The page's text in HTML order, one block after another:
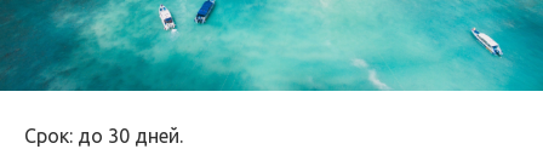
Срок: до 30 дней.